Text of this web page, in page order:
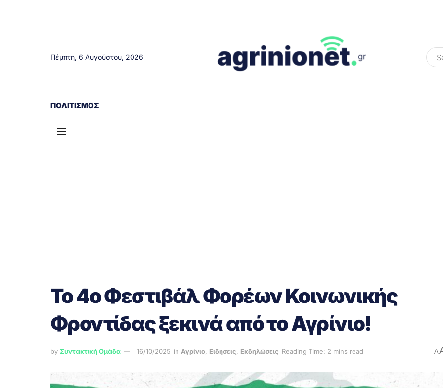
Πέμπτη, 6 Αυγούστου, 2026
ΠΟΛΙΤΙΣΜΌΣ
Το 4ο Φεστιβάλ Φορέων Κοινωνικής
Φροντίδας ξεκινά από το Αγρίνιο!
by Συντακτική Ομάδα 16/10/2025 in Αγρίνιο, Ειδήσεις, Εκδηλώσεις Reading Time: 2 mins read A